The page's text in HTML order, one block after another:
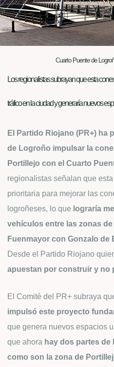
Cuarto Puente de
Los regionalistas subrayan que esta
tráfico en la ciudad y generaría nuevos
El Partido Riojano (PR+) ha
de Logroño impulsar la
Portillejo con el Cuarto
regionalistas señalan que
prioritaria para mejorar las
logroñeses, lo que lograría
vehículos entre las zonas
Fuenmayor con Gonzalo de
Desde el Partido Riojano
apuestan por construir y no
El Comité del PR+ subraya
impulsó este proyecto
que genera nuevos espacios
que ahora hay dos partes
como son la zona de